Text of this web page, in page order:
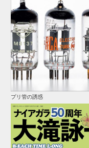
プリ管の誘惑